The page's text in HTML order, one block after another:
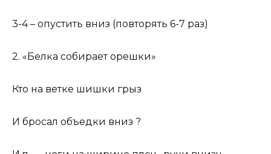
3-4 – опустить вниз (повторять 6-7 раз)
2. «Белка собирает орешки»
Кто на ветке шишки грыз
И бросал объедки вниз ?